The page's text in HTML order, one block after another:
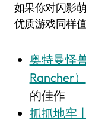
如果你对闪影
优质游戏同样
奥特曼怪
Rancher）
的佳作
抓抓地牢